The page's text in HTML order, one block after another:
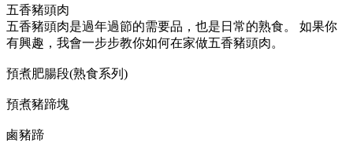
五香豬頭肉
五香豬頭肉是過年過節的需要品，也是日常的熟食。 如果你
有興趣，我會一步步教你如何在家做五香豬頭肉。
預煮肥腸段(熟食系列)
預煮豬蹄塊
鹵豬蹄